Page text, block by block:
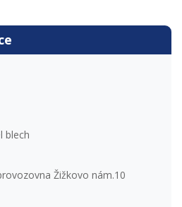
blech
Žižkovo nám.10